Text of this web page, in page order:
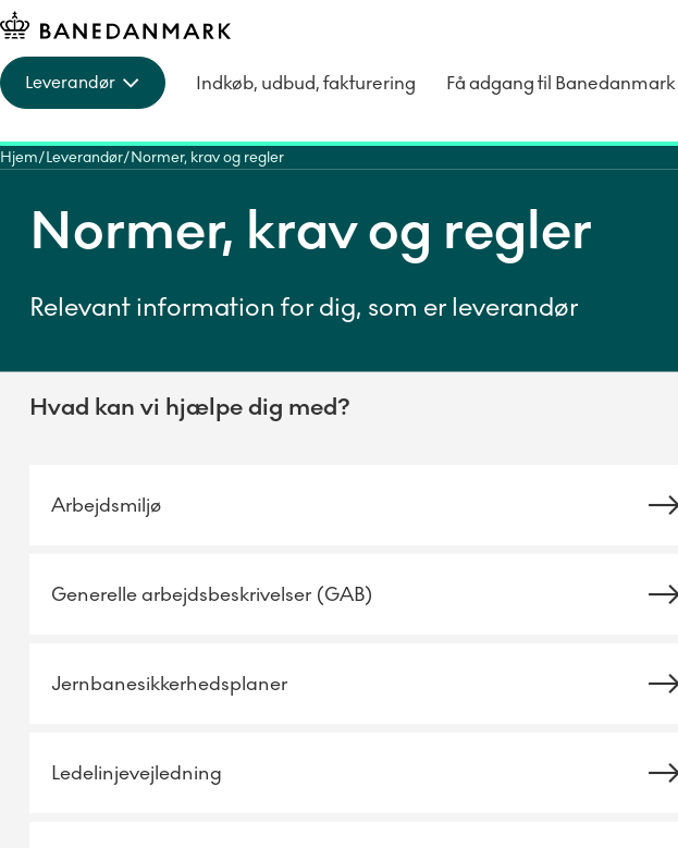
Leverandør Indkøb, udbud, fakturering Få adgang til Banedanmark
Hjem Leverandør Normer, krav og regler
Normer, krav og regler
Relevant information for dig, som er leverandør
Hvad kan vi hjælpe dig med?
Arbejdsmiljø
Generelle arbejdsbeskrivelser (GAB)
Jernbanesikkerhedsplaner
Ledelinjevejledning